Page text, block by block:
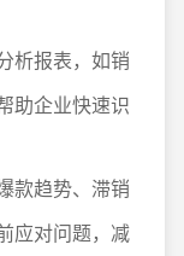
析报表，如销
助企业快速识
款趋势、滞销
应对问题，减